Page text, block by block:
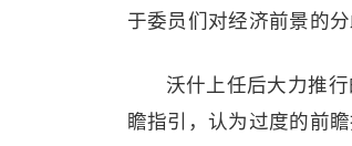
于委员们对经济前景的
沃什上任后大力推
瞻指引，认为过度的前